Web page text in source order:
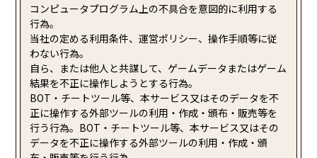
コンピュータプログラム上の不具合を意図的に利用する
行為。
当社の定める利用条件、運営ポリシー、操作手順等に従
わない行為。
自ら、または他人と共謀して、ゲームデータまたはゲーム
結果を不正に操作しようとする行為。
BOT・チートツール等、本サービス又はそのデータを不
正に操作する外部ツールの利用・作成・頒布・販売等を
行う行為。BOT・チートツール等、本サービス又はその
データを不正に操作する外部ツールの利用・作成・頒